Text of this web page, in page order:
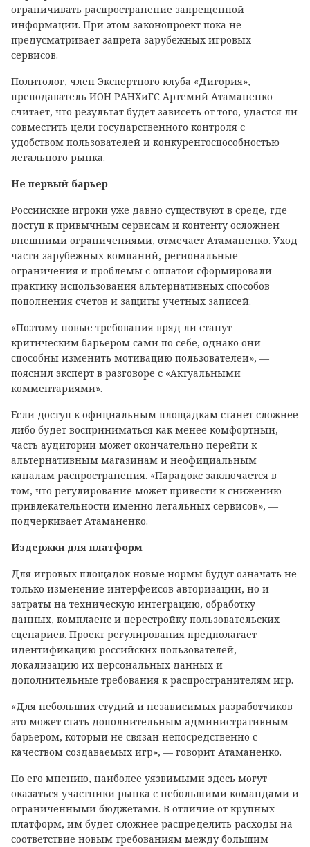
ограничивать распространение запрещенной
информации. При этом законопроект пока не
предусматривает запрета зарубежных игровых
сервисов.
Политолог, член Экспертного клуба «Дигория»,
преподаватель ИОН РАНХиГС Артемий Атаманенко
считает, что результат будет зависеть от того, удастся ли
совместить цели государственного контроля с
удобством пользователей и конкурентоспособностью
легального рынка.
Не первый барьер
Российские игроки уже давно существуют в среде, где
доступ к привычным сервисам и контенту осложнен
внешними ограничениями, отмечает Атаманенко. Уход
части зарубежных компаний, региональные
ограничения и проблемы с оплатой сформировали
практику использования альтернативных способов
пополнения счетов и защиты учетных записей.
«Поэтому новые требования вряд ли станут
критическим барьером сами по себе, однако они
способны изменить мотивацию пользователей», —
пояснил эксперт в разговоре с «Актуальными
комментариями».
Если доступ к официальным площадкам станет сложнее
либо будет восприниматься как менее комфортный,
часть аудитории может окончательно перейти к
альтернативным магазинам и неофициальным
каналам распространения. «Парадокс заключается в
том, что регулирование может привести к снижению
привлекательности именно легальных сервисов», —
подчеркивает Атаманенко.
Издержки для платформ
Для игровых площадок новые нормы будут означать не
только изменение интерфейсов авторизации, но и
затраты на техническую интеграцию, обработку
данных, комплаенс и перестройку пользовательских
сценариев. Проект регулирования предполагает
идентификацию российских пользователей,
локализацию их персональных данных и
дополнительные требования к распространителям игр.
«Для небольших студий и независимых разработчиков
это может стать дополнительным административным
барьером, который не связан непосредственно с
качеством создаваемых игр», — говорит Атаманенко.
По его мнению, наиболее уязвимыми здесь могут
оказаться участники рынка с небольшими командами и
ограниченными бюджетами. В отличие от крупных
платформ, им будет сложнее распределить расходы на
соответствие новым требованиям между большим